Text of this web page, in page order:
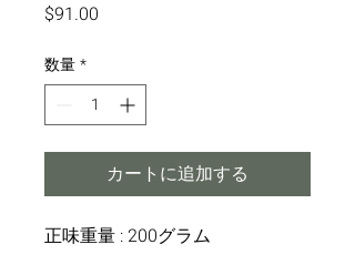
$91.00
数量*
カートに追加する
正味重量 : 200グラム